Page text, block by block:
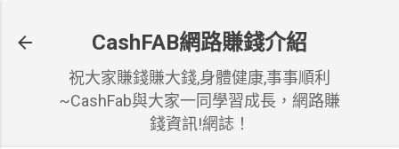
CashFAB網路賺錢介紹
祝大家賺錢賺大錢,身體健康,事事順利
~CashFab與大家一同學習成長，網路賺
錢資訊!網誌！